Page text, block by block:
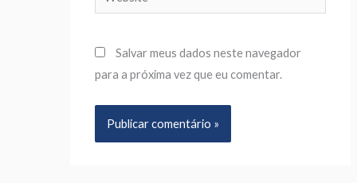
Salvar meus dados neste navegador
para a próxima vez que eu comentar.